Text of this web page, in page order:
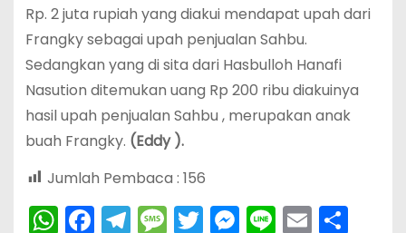
Rp. 2 juta rupiah yang diakui mendapat upah dari
Frangky sebagai upah penjualan Sahbu.
Sedangkan yang di sita dari Hasbulloh Hanafi
Nasution ditemukan uang Rp 200 ribu diakuinya
hasil upah penjualan Sahbu , merupakan anak
buah Frangky. (Eddy ).
Jumlah Pembaca : 156
W F T M T M Li E S